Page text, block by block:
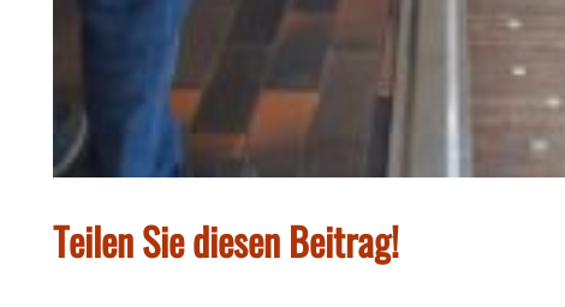
Teilen Sie diesen Beitrag!